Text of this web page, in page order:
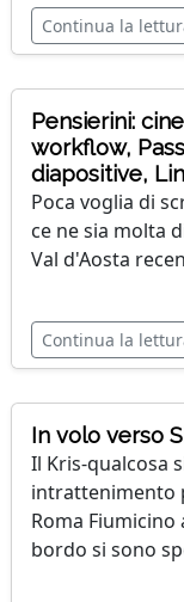
Continua la
Pensierini:
workflow,
diapositive,
Poca voglia di
ce ne sia molta
Val d'Aosta
Continua la
In volo verso
Il Kris-qualcosa
intrattenimento
Roma
bordo si sono